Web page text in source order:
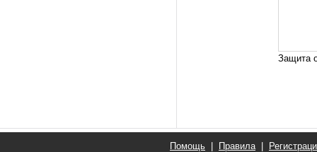
Защита
Помощь Правила|